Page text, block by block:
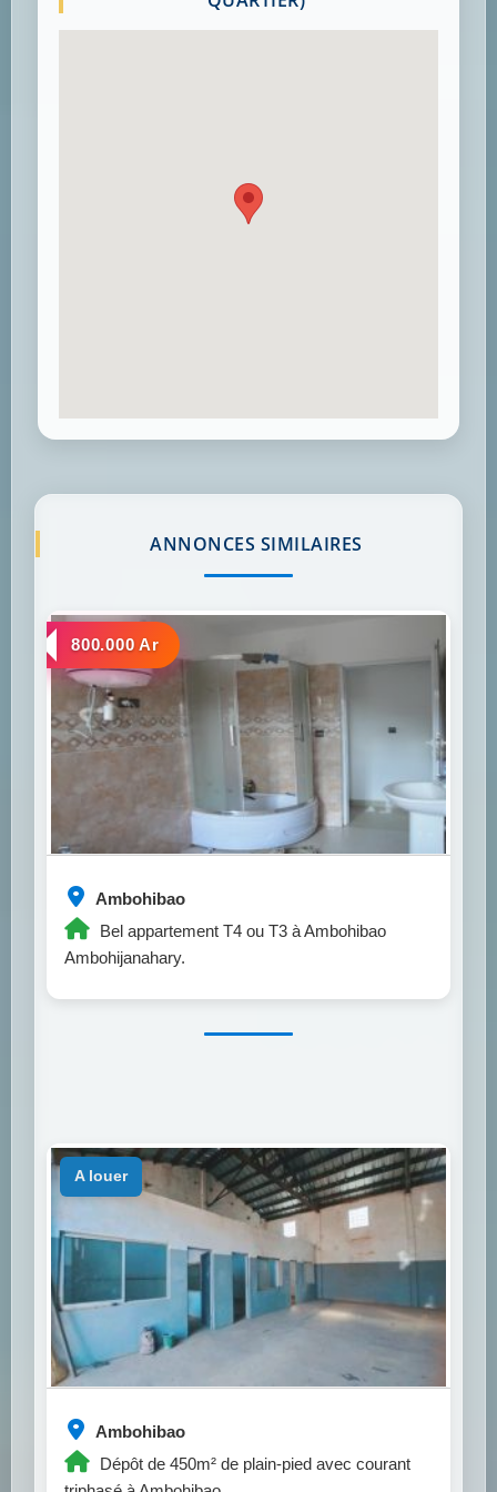
ANNONCES SIMILAIRES
Ambohibao
Bel appartement T4 ou T3 à Ambohibao
Ambohijanahary.
a louer
800.000 Ar
Ambohibao
Dépôt de 450m² de plain-pied avec courant
a louer